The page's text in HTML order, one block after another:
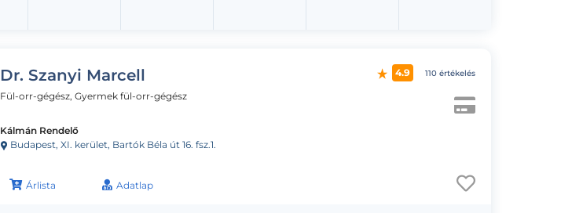
Dr. Szanyi Marcell
Fül-orr-gégész, Gyermek fül-orr-gégész
Kálmán Rendelő
Budapest, XI. kerület, Bartók Béla út 16. fsz.1.
Árlista Adatlap
4.9 110 értékelés